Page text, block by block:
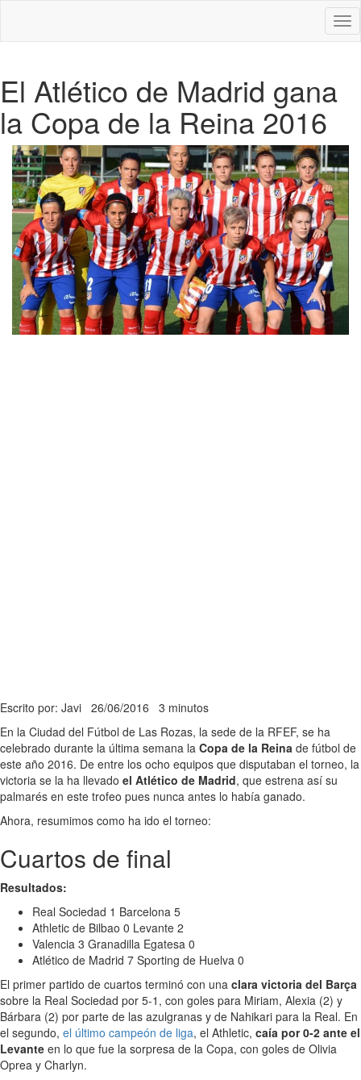
El Atlético de Madrid gana
la Copa de la Reina 2016
Escrito por: Javi 26/06/2016 3 minutos
En la Ciudad del Fútbol de Las Rozas, la sede de la RFEF, se ha
celebrado durante la última semana la Copa de la Reina de fútbol de
este año 2016. De entre los ocho equipos que disputaban el torneo, la
victoria se la ha llevado el Atlético de Madrid, que estrena así su
palmarés en este trofeo pues nunca antes lo había ganado.
Ahora, resumimos como ha ido el torneo:
Cuartos de final
Resultados:
Real Sociedad 1 Barcelona 5
Athletic de Bilbao 0 Levante 2
Valencia 3 Granadilla Egatesa 0
Atlético de Madrid 7 Sporting de Huelva 0
El primer partido de cuartos terminó con una clara victoria del Barça
sobre la Real Sociedad por 5-1, con goles para Miriam, Alexia (2) y
Bárbara (2) por parte de las azulgranas y de Nahikari para la Real. En
el segundo, el último campeón de liga, el Athletic, caía por 0-2 ante el
Levante en lo que fue la sorpresa de la Copa, con goles de Olivia
Oprea y Charlyn.